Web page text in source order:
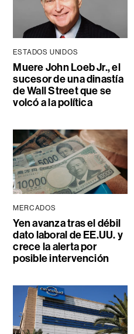
ESTADOS UNIDOS
Muere John Loeb Jr., el
sucesor de una dinastía
de Wall Street que se
volcó a la política
MERCADOS
Yen avanza tras el débil
dato laboral de EE.UU. y
crece la alerta por
posible intervención